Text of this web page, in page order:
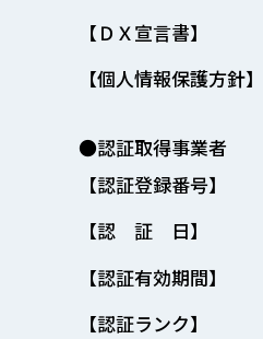
【ＤＸ宣言書】
【個人情報保護方針】
●認証取得事業者
【認証登録番号】
【認 証 日】
【認証有効期間】
【認証ランク】